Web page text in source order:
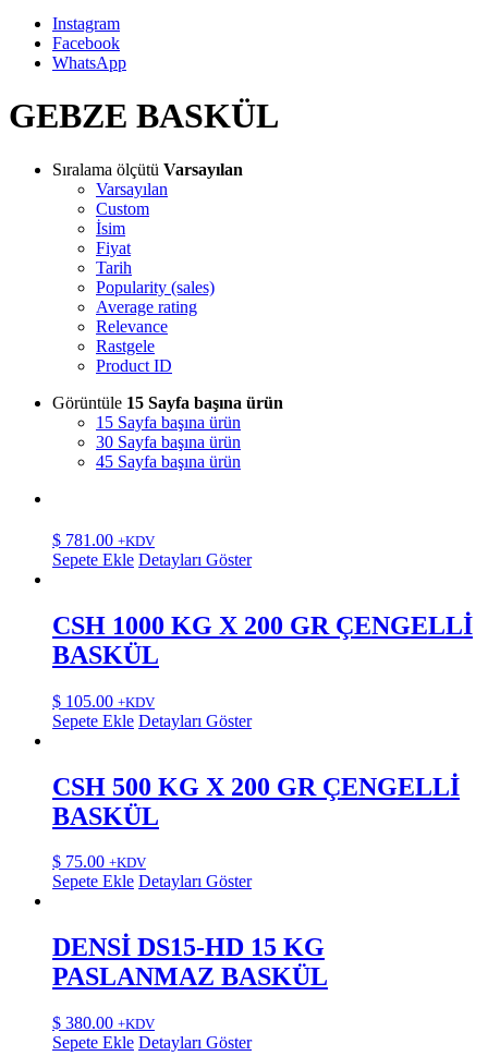
Instagram
Facebook
WhatsApp
GEBZE BASKÜL
Sıralama ölçütü Varsayılan
Varsayılan
Custom
İsim
Fiyat
Tarih
Popularity (sales)
Average rating
Relevance
Rastgele
Product ID
Görüntüle 15 Sayfa başına ürün
15 Sayfa başına ürün
30 Sayfa başına ürün
45 Sayfa başına ürün
$ 781.00 +KDV
Sepete Ekle Detayları Göster
CSH 1000 KG X 200 GR ÇENGELLİ
BASKÜL
$ 105.00 +KDV
Sepete Ekle Detayları Göster
CSH 500 KG X 200 GR ÇENGELLİ
BASKÜL
$ 75.00 +KDV
Sepete Ekle Detayları Göster
DENSİ DS15-HD 15 KG
PASLANMAZ BASKÜL
$ 380.00 +KDV
Sepete Ekle Detayları Göster